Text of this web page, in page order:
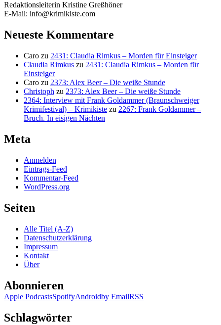
Redaktionsleiterin Kristine Greßhöner
E-Mail: info@krimikiste.com
Neueste Kommentare
Caro zu 2431: Claudia Rimkus – Morden für Einsteiger
Claudia Rimkus zu 2431: Claudia Rimkus – Morden für
Einsteiger
Caro zu 2373: Alex Beer – Die weiße Stunde
Christoph zu 2373: Alex Beer – Die weiße Stunde
2364: Interview mit Frank Goldammer (Braunschweiger
Krimifestival) – Krimikiste zu 2267: Frank Goldammer –
Bruch. In eisigen Nächten
Meta
Anmelden
Eintrags-Feed
Kommentar-Feed
WordPress.org
Seiten
Alle Titel (A-Z)
Datenschutzerklärung
Impressum
Kontakt
Über
Abonnieren
Apple PodcastsSpotifyAndroidby EmailRSS
Schlagwörter